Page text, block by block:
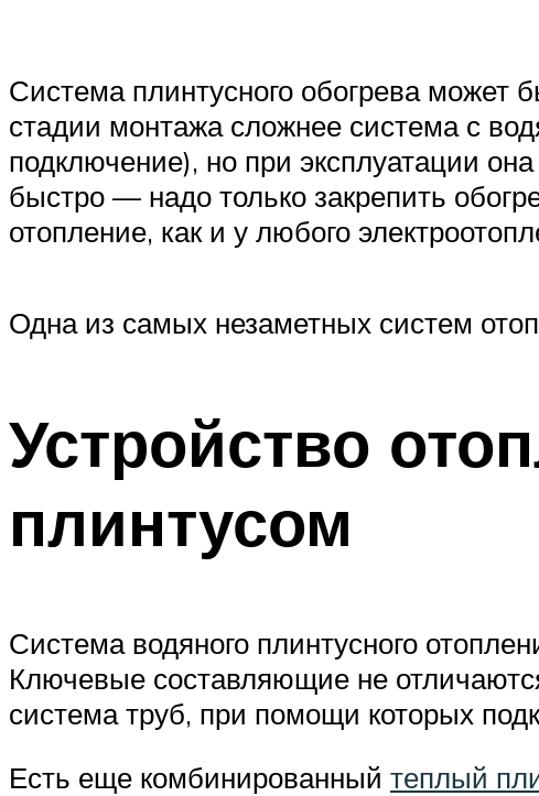
Система плинтусного обогрева может
стадии монтажа сложнее система с
подключение), но при эксплуатации
быстро — надо только закрепить
отопление, как и у любого
Одна из самых незаметных систем
Устройство
плинтусом
Система водяного плинтусного
Ключевые составляющие не
система труб, при помощи которых
Есть еще комбинированный теплый